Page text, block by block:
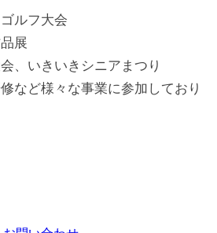
ルフ大会
展
、いきいきシニアまつり
など様々な事業に参加しており